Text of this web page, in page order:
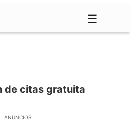
☰
de citas gratuita
ANÚNCIOS